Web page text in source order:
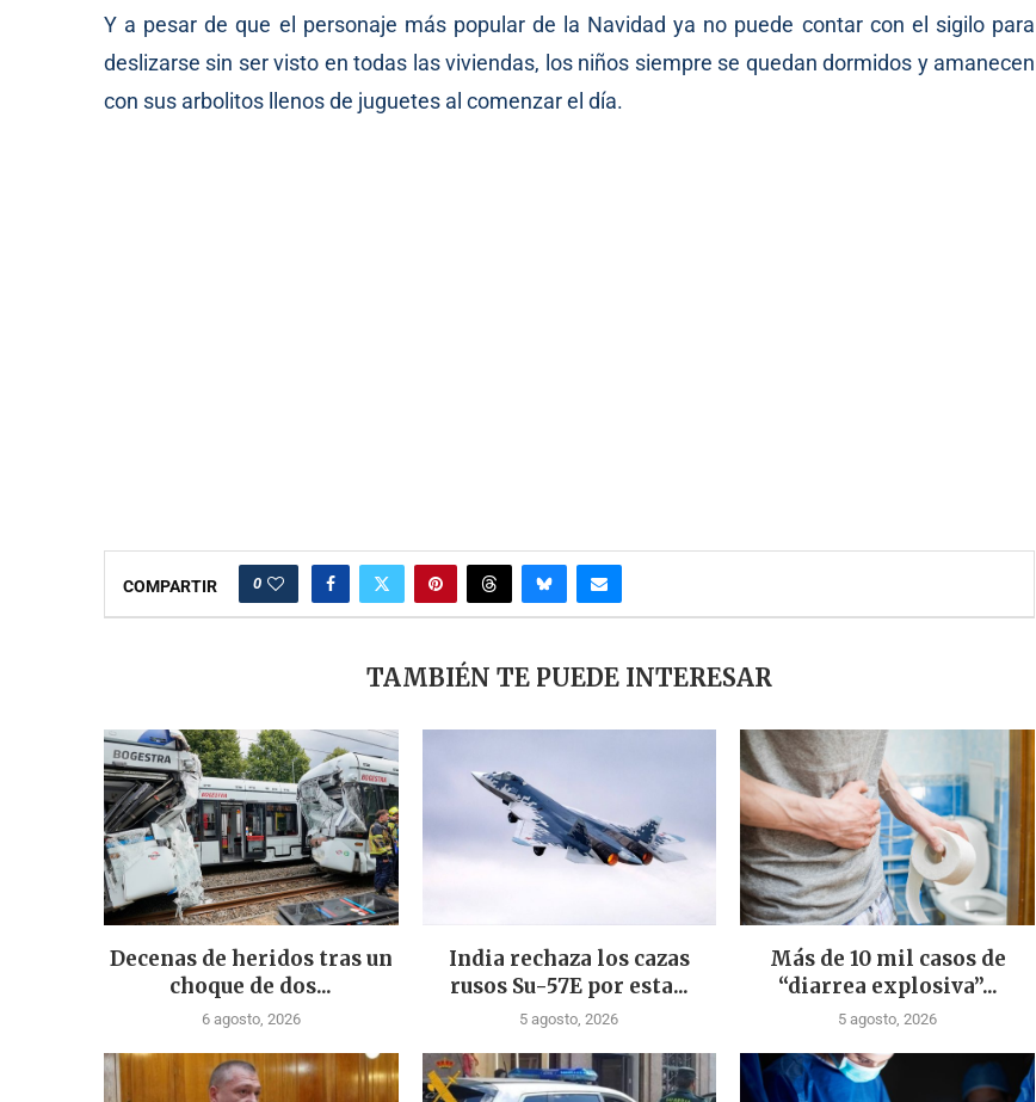
Y a pesar de que el personaje más popular de la Navidad ya no puede contar con el sigilo para
deslizarse sin ser visto en todas las viviendas, los niños siempre se quedan dormidos y amanecen
con sus arbolitos llenos de juguetes al comenzar el día.
COMPARTIR 0
TAMBIÉN TE PUEDE INTERESAR
Decenas de heridos tras un
choque de dos...
6 agosto, 2026
India rechaza los cazas
rusos Su-57E por esta...
5 agosto, 2026
Más de 10 mil casos de
“diarrea explosiva”...
5 agosto, 2026